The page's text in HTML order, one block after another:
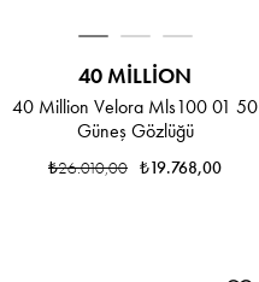
40 MILLION
40 Million Velora Mls100 01 50
Güneş Gözlüğü
₺19.768,00
₺26.010,00